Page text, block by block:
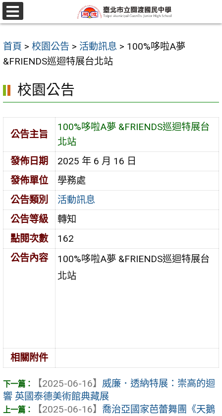
跳
至
要
內
區
選
單
首頁 > 校園公告 > 活動訊息 > 100%哆啦A夢
&FRIENDS巡迴特展台北站
校園公告
公告主旨
100%哆啦A夢 &FRIENDS巡迴特展台
北站
發佈日期
2025 年 6 月 16 日
發佈單位
學務處
公告類別
活動訊息
公告等級
轉知
點閱次數
162
公告內容
100%哆啦A夢 &FRIENDS巡迴特展台
北站
相關附件
【2025-06-16】 威廉．透納特展：崇高的迴
響 英國泰德美術館典藏展
【2025-06-16】 喬治亞國家芭蕾舞團《天鵝